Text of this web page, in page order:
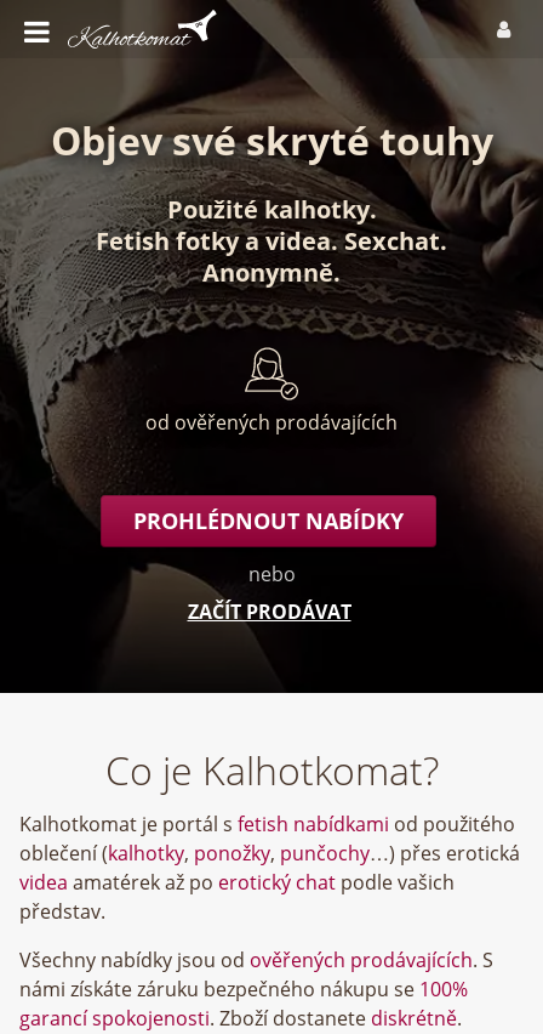
Objev své skryté touhy
Použité kalhotky.
Fetish fotkyavidea.Sexchat.
Anonymně.
od ověřených prodávajících
PROHLÉDNOUT NABÍDKY
nebo
ZAČÍT PRODÁVAT
Co je Kalhotkomat?
Kalhotkomat je portál s fetish nabídkami od použitého
oblečení (kalhotky, ponožky, punčochy…) přes erotická
videa amatérek až po erotický chat podle vašich
představ.
Všechny nabídky jsou od ověřených prodávajících. S
námi získáte záruku bezpečného nákupu se 100%
garancí spokojenosti. Zboží dostanete diskrétně.